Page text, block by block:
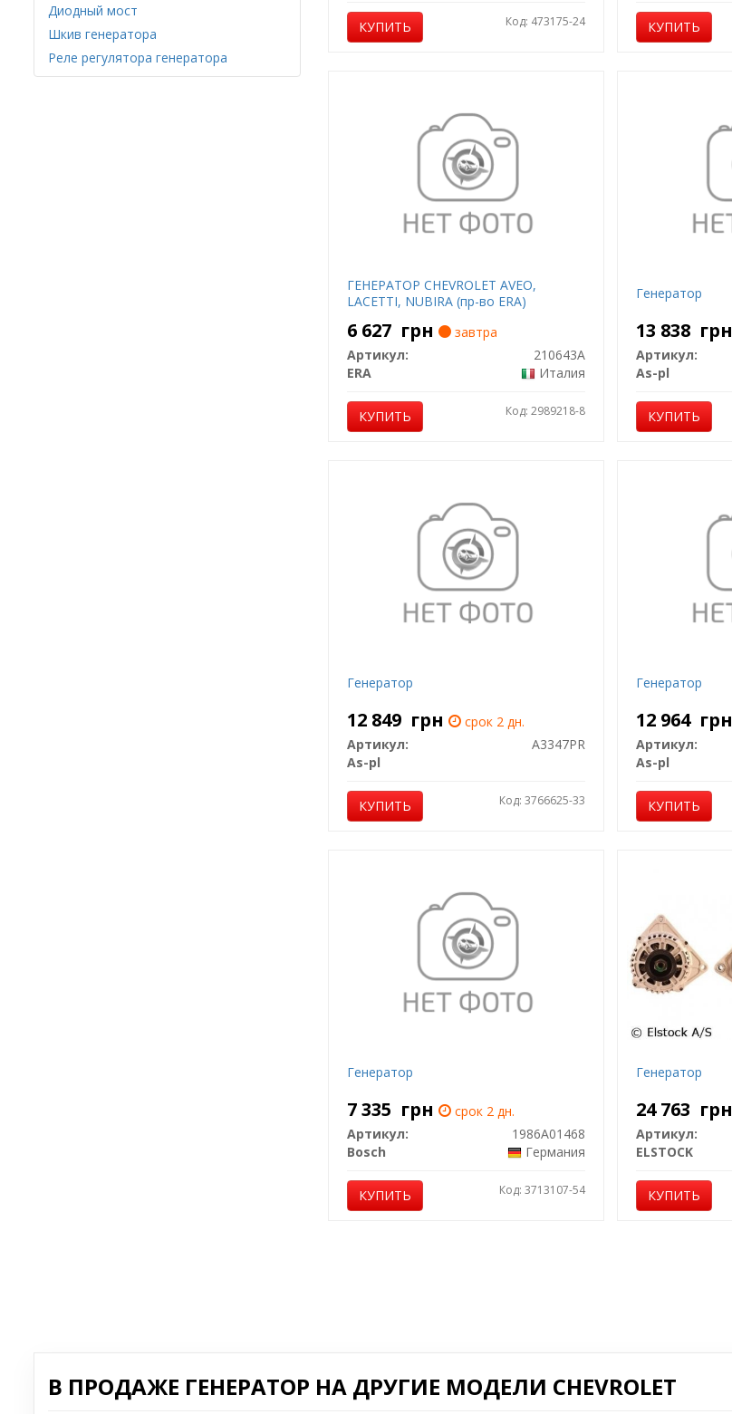
Диодный мост
Шкив генератора
Реле регулятора генератора
КУПИТЬ Код: 473175-24 КУПИТЬ
ГЕНЕРАТОР CHEVROLET AVEO,
LACETTI, NUBIRA (пр-во ERA)
6 627 грн
завтра
Артикул:
210643A
ERA
Италия
КУПИТЬ Код: 2989218-8
Генератор
13 838 грн
Артикул:
As-pl
КУПИТЬ
Генератор
12 849 грн
срок 2 дн.
Артикул:
A3347PR
As-pl
КУПИТЬ Код: 3766625-33
Генератор
12 964 грн
Артикул:
As-pl
КУПИТЬ
Генератор
7 335 грн
срок 2 дн.
Артикул:
1986A01468
Bosch
Германия
КУПИТЬ Код: 3713107-54
Генератор
24 763 грн
Артикул:
ELSTOCK
КУПИТЬ
В ПРОДАЖЕ ГЕНЕРАТОР НА ДРУГИЕ МОДЕЛИ CHEVROLET